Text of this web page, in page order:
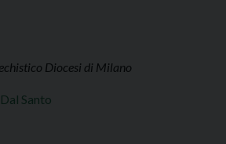
Diocesi di Milano
Santo